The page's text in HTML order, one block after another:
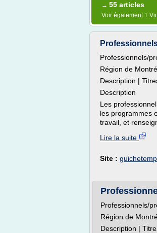
→ 55 articles
Voir également 1
Professionnels/
Région de
Description |
Description
Les
les programmes
travail, et
Lire la suite
Site :
Professionnels/
Région de
Description |